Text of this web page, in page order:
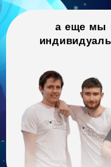
Записаться на
доступность
гостей